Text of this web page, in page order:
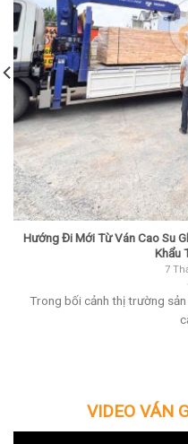
Hướng Đi Mới Từ Ván Cao Su
Khẩu
7
Trong bối cảnh thị trường
VIDEO VÁN